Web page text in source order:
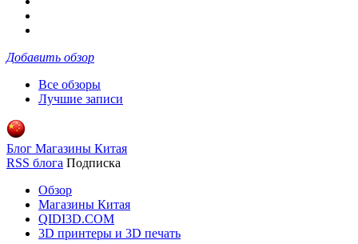
Добавить обзор
Все обзоры
Лучшие записи
Блог Магазины Китая
RSS блога Подписка
Обзор
Магазины Китая
QIDI3D.COM
3D принтеры и 3D печать